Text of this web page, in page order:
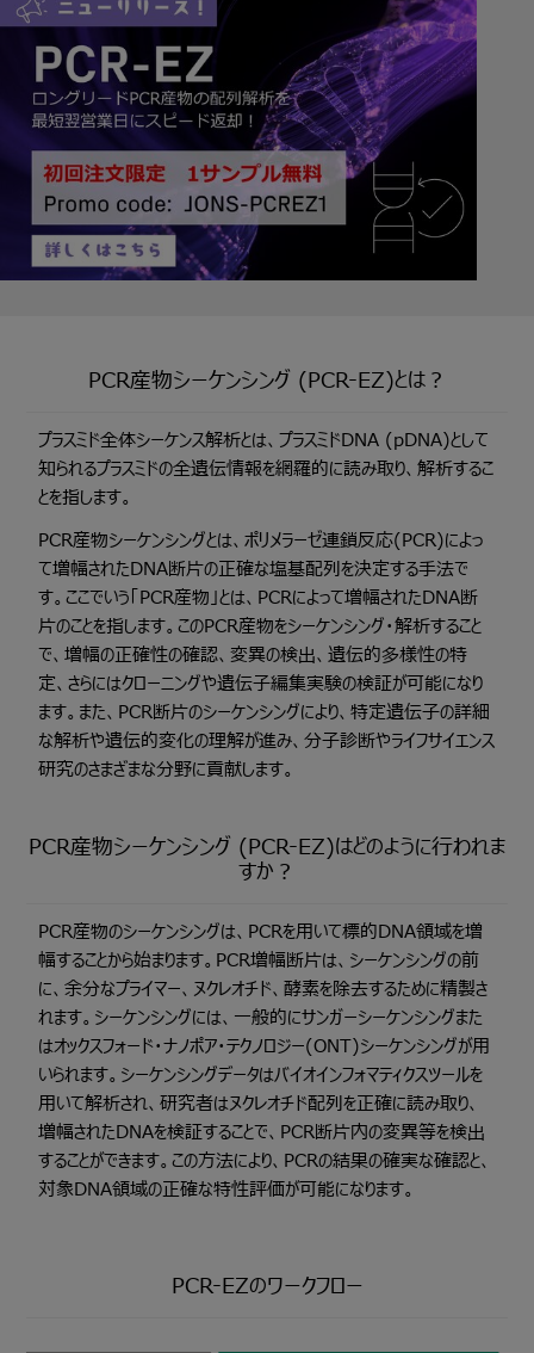
PCR産物シーケンシング (PCR-EZ)とは？
プラスミド全体シーケンス解析とは、プラスミドDNA (pDNA)として
知られるプラスミドの全遺伝情報を網羅的に読み取り、解析するこ
とを指します。
PCR産物シーケンシングとは、ポリメラーゼ連鎖反応(PCR)によっ
て増幅されたDNA断片の正確な塩基配列を決定する手法で
す。ここでいう「PCR産物」とは、PCRによって増幅されたDNA断
片のことを指します。このPCR産物をシーケンシング・解析すること
で、増幅の正確性の確認、変異の検出、遺伝的多様性の特
定、さらにはクローニングや遺伝子編集実験の検証が可能になり
ます。また、PCR断片のシーケンシングにより、特定遺伝子の詳細
な解析や遺伝的変化の理解が進み、分子診断やライフサイエンス
研究のさまざまな分野に貢献します。
PCR産物シーケンシング (PCR-EZ)はどのように行われま
すか？
PCR産物のシーケンシングは、PCRを用いて標的DNA領域を増
幅することから始まります。PCR増幅断片は、シーケンシングの前
に、余分なプライマー、ヌクレオチド、酵素を除去するために精製さ
れます。シーケンシングには、一般的にサンガーシーケンシングまた
はオックスフォード・ナノポア・テクノロジー(ONT)シーケンシングが用
いられます。シーケンシングデータはバイオインフォマティクスツールを
用いて解析され、研究者はヌクレオチド配列を正確に読み取り、
増幅されたDNAを検証することで、PCR断片内の変異等を検出
することができます。この方法により、PCRの結果の確実な確認と、
対象DNA領域の正確な特性評価が可能になります。
PCR-EZのワークフロー